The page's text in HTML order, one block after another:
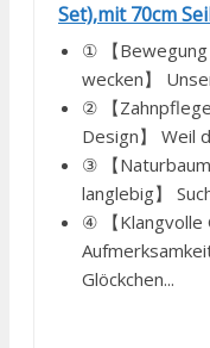
Set),mit 70cm
① 【Bewegung
wecken】
② 【
Design】 Weil
③ 【
langlebig】
④ 【Klangvolle
Glöckchen...